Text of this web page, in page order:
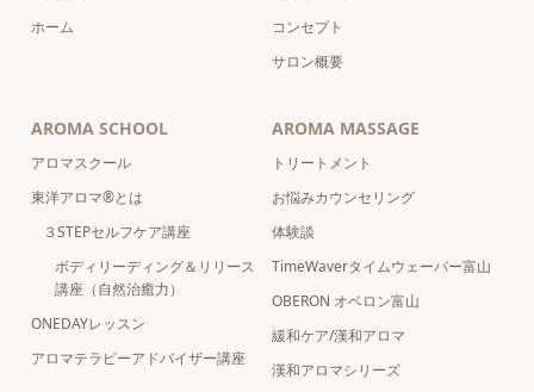
ホーム
コンセプト
サロン概要
AROMA SCHOOL
アロマスクール
東洋アロマ®とは
３STEPセルフケア講座
ボディリーディング＆リリース
講座（自然治癒力）
ONEDAYレッスン
アロマテラピーアドバイザー講座
AROMA MASSAGE
トリートメント
お悩みカウンセリング
体験談
TimeWaverタイムウェーバー富山
OBERON オベロン富山
緩和ケア/漢和アロマ
漢和アロマシリーズ